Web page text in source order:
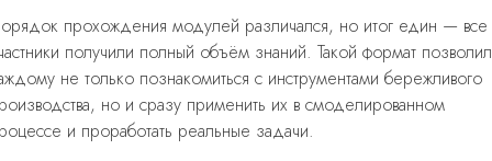
прохождения модулей различался, но итог един — все
получили полный объём знаний. Такой формат позволил
не только познакомиться с инструментами бережливого
но и сразу применить их в смоделированном
и проработать реальные задачи.